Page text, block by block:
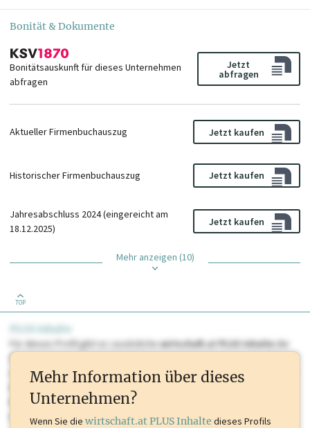
Bonität & Dokumente
Bonitätsauskunft für dieses Unternehmen
abfragen
Jetzt
abfragen
Aktueller Firmenbuchauszug Jetzt kaufen
Historischer Firmenbuchauszug Jetzt kaufen
Jahresabschluss 2024 (eingereicht am
18.12.2025)
Jetzt kaufen
Mehr anzeigen (10)
TOP
PLUS Inhalte
Für dieses Profil gibt es zusätzlichewirtschaft.at PLUS Inhaltedie
Sie momentan nicht einsehen können. Schalten Sie dieses Profil frei
oder loggen Sie sich ein um diese Inhalte zu sehen. wirtschaft.at PLUS
Marken, Patente, Rechtstatsachen, OTS-Aussendungen, und viele
mehr.
Mehr Information über dieses
Unternehmen?
Wenn Sie die wirtschaft.at PLUS Inhalte dieses Profils